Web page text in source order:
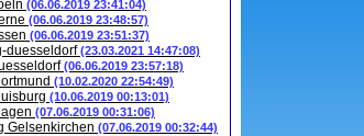
(06.06.2019 23:41:04)
(06.06.2019 23:48:57)
(06.06.2019 23:51:37)
duesseldorf(23.03.2021 14:47:08)
(06.06.2019 23:57:18)
(10.02.2020 22:54:49)
(10.06.2019 00:13:01)
(07.06.2019 00:31:06)
Gelsenkirchen (07.06.2019 00:32:44)